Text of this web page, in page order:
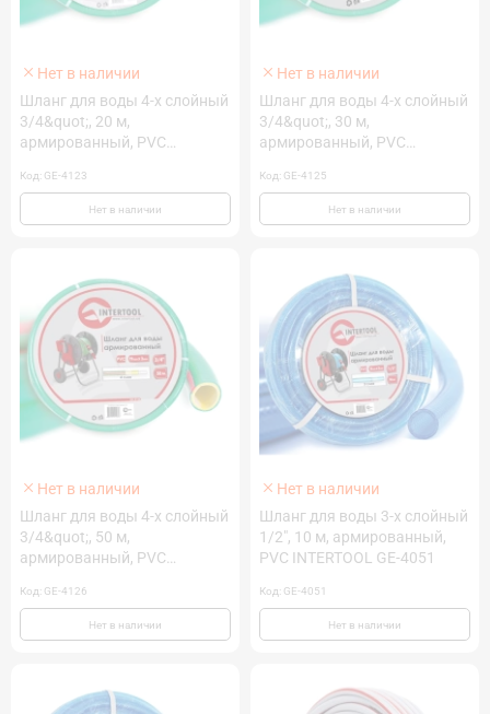
Нет в наличии
Шланг для воды 4-х слойный
3/4&quot;, 20 м,
армированный, PVC
Код: GE-4123
Нет в наличии
Нет в наличии
Шланг для воды 4-х слойный
3/4&quot;, 30 м,
армированный, PVC
Код: GE-4125
Нет в наличии
Нет в наличии
Шланг для воды 4-х слойный
3/4&quot;, 50 м,
армированный, PVC
Код: GE-4126
Нет в наличии
Нет в наличии
Шланг для воды 3-х слойный
1/2", 10 м, армированный,
PVC INTERTOOL GE-4051
Код: GE-4051
Нет в наличии